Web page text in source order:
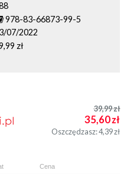
978-83-66873-99-5
07/2022
zł
39,99zł
35,60zł
Oszczędzasz: 4,39zł
Cena